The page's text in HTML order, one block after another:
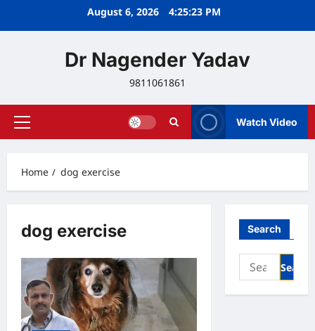
August 6, 2026 4:25:23 PM
Dr Nagender Yadav
9811061861
Primary
Watch Video
Home dog exercise
dog exercise Search
Search
for: